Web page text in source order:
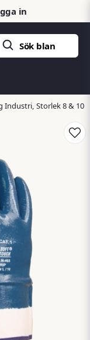
in
Industri, Storlek 8 & 10